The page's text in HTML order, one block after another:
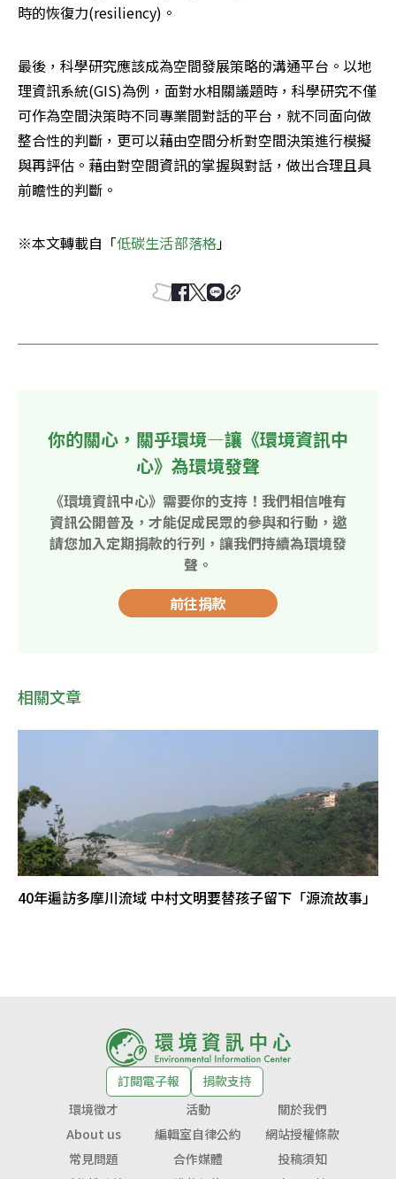
時的恢復力(resiliency)。
最後，科學研究應該成為空間發展策略的溝通平台。以地
理資訊系統(GIS)為例，面對水相關議題時，科學研究不僅
可作為空間決策時不同專業間對話的平台，就不同面向做
整合性的判斷，更可以藉由空間分析對空間決策進行模擬
與再評估。藉由對空間資訊的掌握與對話，做出合理且具
前瞻性的判斷。
※本文轉載自「低碳生活部落格」
你的關心，關乎環境—讓《環境資訊中
心》為環境發聲
《環境資訊中心》需要你的支持！我們相信唯有
資訊公開普及，才能促成民眾的參與和行動，邀
請您加入定期捐款的行列，讓我們持續為環境發
聲。
前往捐款
相關文章
40年遍訪多摩川流域 中村文明要替孩子留下「源流故事」
訂閱電子報
捐款支持
環境徵才
活動
關於我們
About us
編輯室自律公約
網站授權條款
常見問題
合作媒體
投稿須知